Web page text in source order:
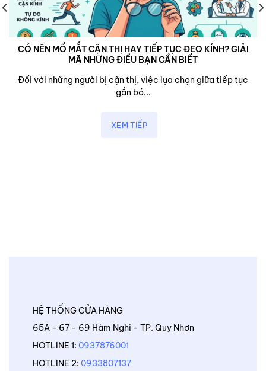
CÓ NÊN MỔ MẮT CẬN THỊ HAY TIẾP TỤC ĐEO KÍNH? GIẢI
MÃ NHỮNG ĐIỀU BẠN CẦN BIẾT
Đối với những người bị cận thị, việc lụa chọn giữa tiếp tục
gắn bó...
XEM TIẾP
HỆ THỐNG CỬA HÀNG
65A - 67 - 69 Hàm Nghi - TP. Quy Nhơn
HOTLINE 1: 0937876001
HOTLINE 2: 0933807137